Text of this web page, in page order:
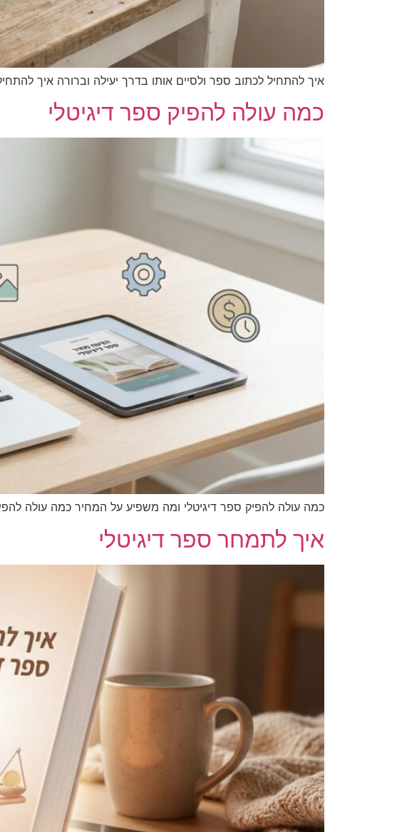
איך להתחיל לכתוב ספר ולסיים אותו
כמה עולה להפיק ספר דיגיטלי
כמה עולה להפיק ספר דיגיטלי ומה
איך לתמחר ספר דיגיטלי